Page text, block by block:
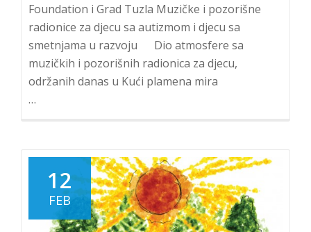
Foundation i Grad Tuzla Muzičke i pozorišne
radionice za djecu sa autizmom i djecu sa
smetnjama u razvoju Dio atmosfere sa
muzičkih i pozorišnih radionica za djecu,
održanih danas u Kući plamena mira
…
12
FEB